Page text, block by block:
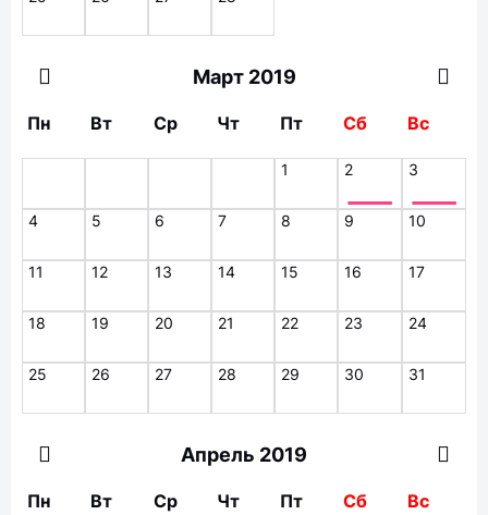
Март 2019
Пн Вт Ср Чт Пт Сб Вс
1 2 3
4 5 6 7 8 9 10
11 12 13 14 15 16 17
18 19 20 21 22 23 24
25 26 27 28 29 30 31
Апрель 2019
Пн Вт Ср Чт Пт Сб Вс